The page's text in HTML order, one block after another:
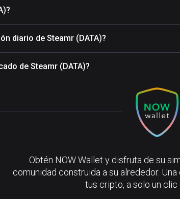
diario de Steamr (DATA)?
de Steamr (DATA)?
Obtén NOW Wallet y disfruta de su
comunidad construida a su alrededor.
tus cripto, a solo un clic